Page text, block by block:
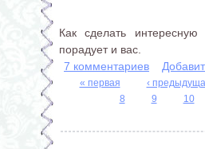
Как сделать интересную
порадует и вас.
7 комментариев
Страницы
« первая
‹
8
9 10